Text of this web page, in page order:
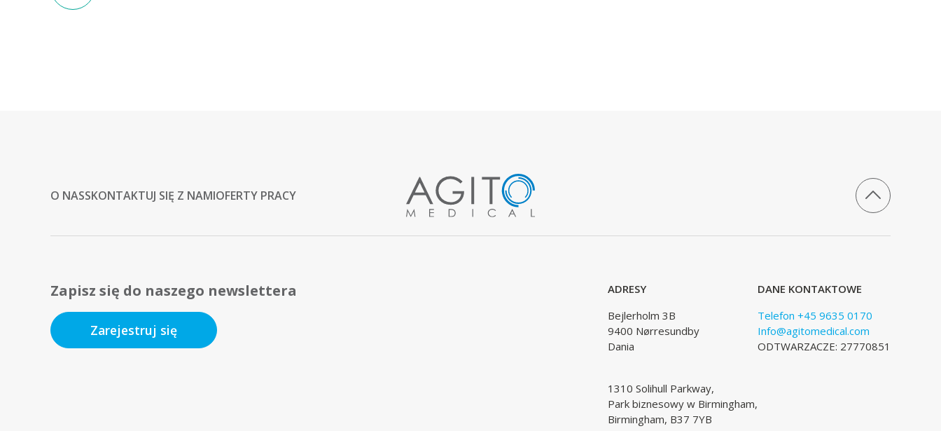
O NASSKONTAKTUJ SIĘ Z NAMIOFERTY PRACY
Zapisz się do naszego newslettera
Zarejestruj się
ADRESY
Bejlerholm 3B
9400 Nørresundby
Dania
1310 Solihull Parkway,
Park biznesowy w Birmingham,
Birmingham, B37 7YB
DANE KONTAKTOWE
Telefon +45 9635 0170
Info@agitomedical.com
ODTWARZACZE: 27770851